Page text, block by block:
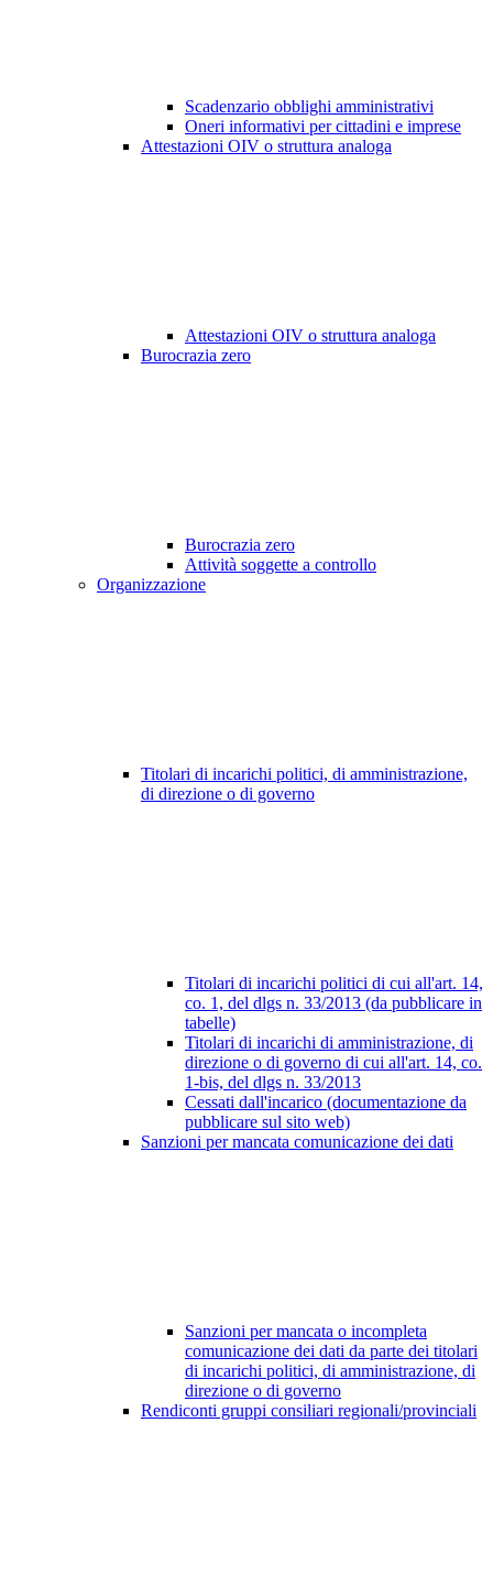
Scadenzario obblighi amministrativi
Oneri informativi per cittadini e imprese
Attestazioni OIV o struttura analoga
Attestazioni OIV o struttura analoga
Burocrazia zero
Burocrazia zero
Attività soggette a controllo
Organizzazione
Titolari di incarichi politici, di amministrazione,
di direzione o di governo
Titolari di incarichi politici di cui all'art. 14,
co. 1, del dlgs n. 33/2013 (da pubblicare in
tabelle)
Titolari di incarichi di amministrazione, di
direzione o di governo di cui all'art. 14, co.
1-bis, del dlgs n. 33/2013
Cessati dall'incarico (documentazione da
pubblicare sul sito web)
Sanzioni per mancata comunicazione dei dati
Sanzioni per mancata o incompleta
comunicazione dei dati da parte dei titolari
di incarichi politici, di amministrazione, di
direzione o di governo
Rendiconti gruppi consiliari regionali/provinciali